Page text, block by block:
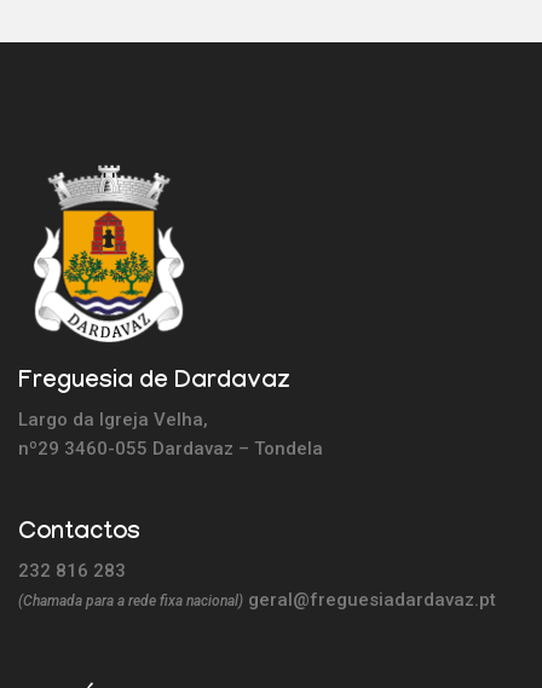
Freguesia de Dardavaz
Largo da Igreja Velha,
nº29 3460-055 Dardavaz – Tondela
Contactos
232 816 283
(Chamada para a rede fixa nacional) geral@freguesiadardavaz.pt